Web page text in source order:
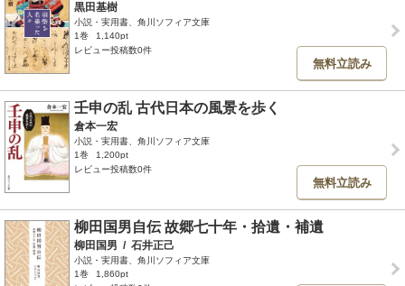
黒田基樹
小説・実用書、角川ソフィア文庫
1巻
1,140pt
レビュー投稿数0件
無料立読み
壬申の乱 古代日本の風景を歩く
倉本一宏
小説・実用書、角川ソフィア文庫
1巻
1,200pt
レビュー投稿数0件
無料立読み
柳田国男自伝 故郷七十年・拾遺・補遺
柳田国男 / 石井正己
小説・実用書、角川ソフィア文庫
1巻
1,860pt